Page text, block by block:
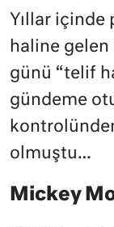
Yıllar
haline gelen
günü “telif
gündeme
olmuştu…
Mickey